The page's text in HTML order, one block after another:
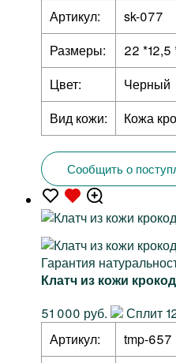
Артикул:
sk-077
Размеры:
22
Цвет:
Черный
Вид кожи:
Кожа
Сообщить о
Гарантия
Клатч из кожи
51 000 руб.
Сплит
Артикул:
tmp-657